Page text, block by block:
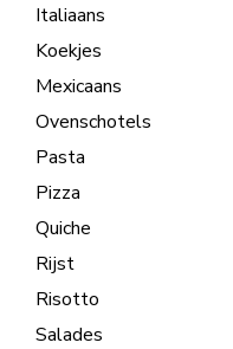
Italiaans
Koekjes
Mexicaans
Ovenschotels
Pasta
Pizza
Quiche
Rijst
Risotto
Salades